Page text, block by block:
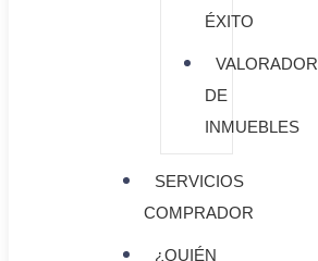
ÉXITO
VALORADOR
DE
INMUEBLES
SERVICIOS
COMPRADOR
¿QUIÉN